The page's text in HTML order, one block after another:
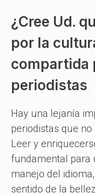
¿Cree Ud.
por la
compartida
periodistas
Hay una lejanía
periodistas que
Leer y
fundamental para
manejo del
sentido de la